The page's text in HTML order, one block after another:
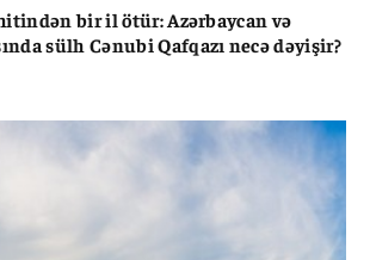
bir il ötür: Azərbaycan və
sülh Cənubi Qafqazı necə dəyişir?